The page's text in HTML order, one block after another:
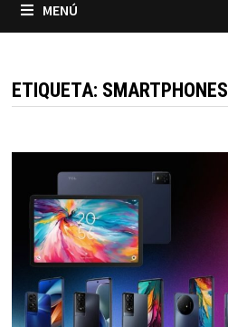
MENÚ
ETIQUETA: SMARTPHONES